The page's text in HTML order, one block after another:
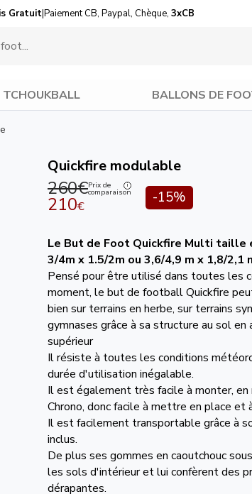
Gratuit|Paiement CB, Paypal, Chèque, 3xCB
TCHOUKBALL BALLONS DE
Quickfire modulable
260€Prix de
comparaison
210€ -15%
Le But de Foot Quickfire Multi taille
3/4m x 1.5/2m ou 3,6/4,9 m x 1,8/2,1
Pensé pour être utilisé dans toutes les
moment, le but de football Quickfire
bien sur terrains en herbe, sur terrains
gymnases grâce à sa structure au sol en
supérieur
Il résiste à toutes les conditions
durée d'utilisation inégalable.
Il est également très facile à monter, en
Chrono, donc facile à mettre en place et
Il est facilement transportable grâce à
inclus.
De plus ses gommes en caoutchouc
les sols d'intérieur et lui confèrent des
dérapantes.